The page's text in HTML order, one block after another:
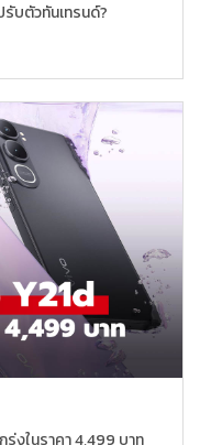
รับตัวทันเทรนด์?
ร่งในราคา 4,499 บาท